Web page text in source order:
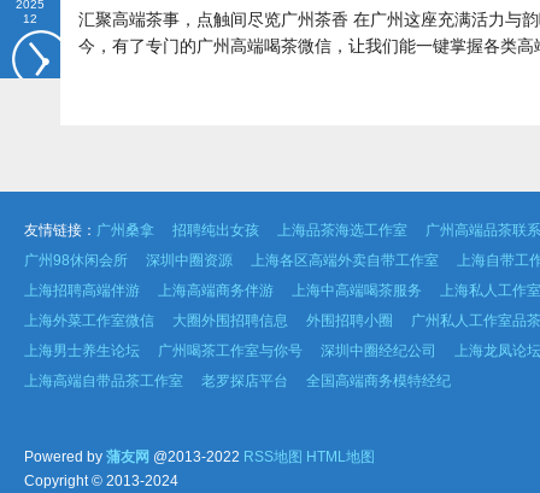
2025
12
汇聚高端茶事，点触间尽览广州茶香 在广州这座充满活力与
今，有了专门的广州高端喝茶微信，让我们能一键掌握各类高
友情链接： 广州桑拿 招聘纯出女孩 上海品茶海选工作室
广州高端品茶联
广州98休闲会所
深圳中圈资源 上海各区高端外卖自带工作室
上海自带工
上海招聘高端伴游
上海高端商务伴游 上海中高端喝茶服务
上海私人工作
上海外菜工作室微信
大圈外围招聘信息 外围招聘小圈
广州私人工作室品茶
上海男士养生论坛
广州喝茶工作室与你号 深圳中圈经纪公司
上海龙凤论坛
上海高端自带品茶工作室
老罗探店平台 全国高端商务模特经纪
Powered by 蒲友网 @2013-2022 RSS地图 HTML地图
Copyright© 2013-2024